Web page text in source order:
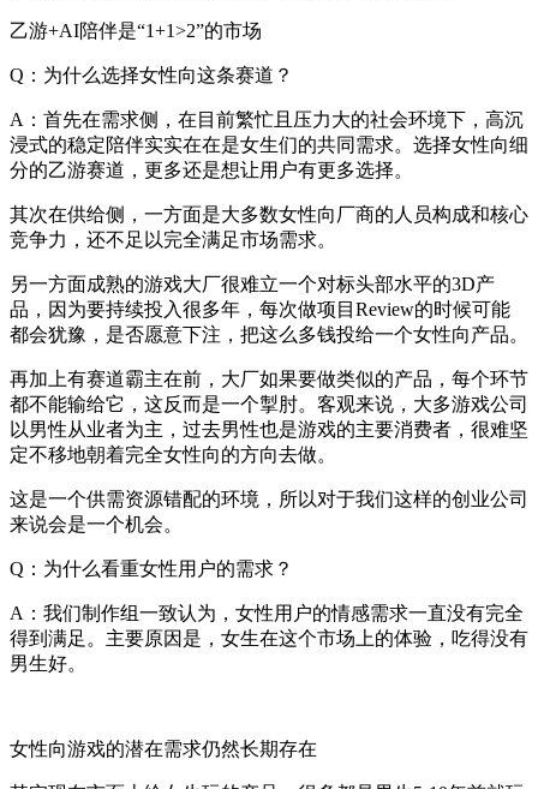
乙游+AI陪伴是“1+1>2”的市场
Q：为什么选择女性向这条赛道？
A：首先在需求侧，在目前繁忙且压力大的社会环境下，高沉
浸式的稳定陪伴实实在在是女生们的共同需求。选择女性向细
分的乙游赛道，更多还是想让用户有更多选择。
其次在供给侧，一方面是大多数女性向厂商的人员构成和核心
竞争力，还不足以完全满足市场需求。
另一方面成熟的游戏大厂很难立一个对标头部水平的3D产
品，因为要持续投入很多年，每次做项目Review的时候可能
都会犹豫，是否愿意下注，把这么多钱投给一个女性向产品。
再加上有赛道霸主在前，大厂如果要做类似的产品，每个环节
都不能输给它，这反而是一个掣肘。客观来说，大多游戏公司
以男性从业者为主，过去男性也是游戏的主要消费者，很难坚
定不移地朝着完全女性向的方向去做。
这是一个供需资源错配的环境，所以对于我们这样的创业公司
来说会是一个机会。
Q：为什么看重女性用户的需求？
A：我们制作组一致认为，女性用户的情感需求一直没有完全
得到满足。主要原因是，女生在这个市场上的体验，吃得没有
男生好。
女性向游戏的潜在需求仍然长期存在